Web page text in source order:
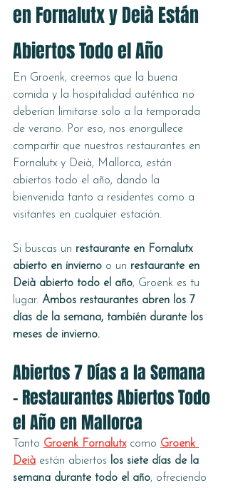
en Fornalutx y Deià Están
Abiertos Todo el Año
En Groenk, creemos que la buena
comida y la hospitalidad auténtica no
deberían limitarse solo a la temporada
de verano. Por eso, nos enorgullece
compartir que nuestros restaurantes en
Fornalutx y Deià, Mallorca, están
abiertos todo el año, dando la
bienvenida tanto a residentes como a
visitantes en cualquier estación.
Si buscas un restaurante en Fornalutx
abierto en invierno o un restaurante en
Deià abierto todo el año, Groenk es tu
lugar. Ambos restaurantes abren los 7
días de la semana, también durante los
meses de invierno.
Abiertos 7 Días a la Semana
– Restaurantes Abiertos Todo
el Año en Mallorca
Tanto Groenk Fornalutx como Groenk
Deià están abiertos
los siete días de la
semana durante todo el año, ofreciendo